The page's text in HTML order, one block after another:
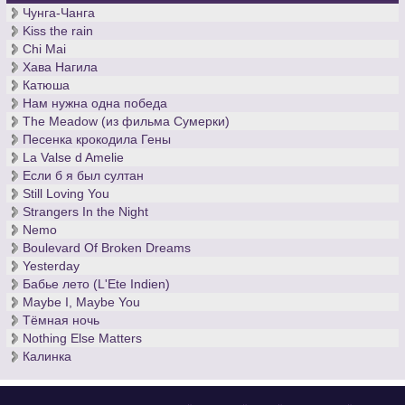
Чунга-Чанга
Kiss the rain
Chi Mai
Хава Нагила
Катюша
Нам нужна одна победа
The Meadow (из фильма Сумерки)
Песенка крокодила Гены
La Valse d Amelie
Если б я был султан
Still Loving You
Strangers In the Night
Nemo
Boulevard Of Broken Dreams
Yesterday
Бабье лето (L'Ete Indien)
Maybe I, Maybe You
Тёмная ночь
Nothing Else Matters
Калинка